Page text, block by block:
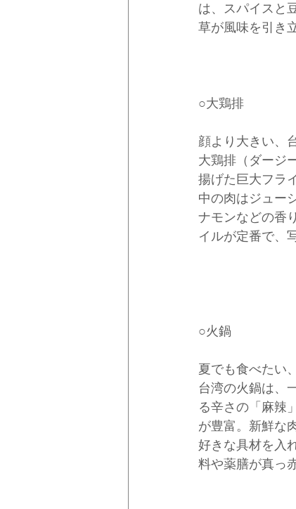
は、スパイスと
草が風味を引き
○大鶏排
顔より大きい、
大鶏排（ダージ
揚げた巨大フラ
中の肉はジュー
ナモンなどの香
イルが定番で、
○火鍋
夏でも食べたい
台湾の火鍋は、
る辛さの「麻辣
が豊富。新鮮な
好きな具材を入
料や薬膳が真っ